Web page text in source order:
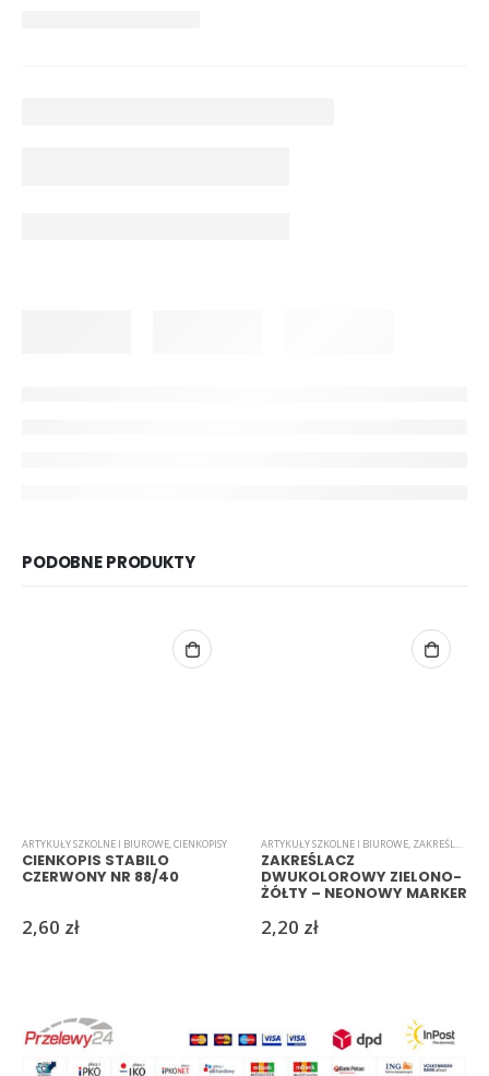
PODOBNE PRODUKTY
ARTYKUŁY SZKOLNE I BIUROWE,CIENKOPISY
CIENKOPIS STABILO
CZERWONY NR 88/40
2,60 zł
ARTYKUŁY SZKOLNE I BIUROWE, ZAKREŚLACZE
ZAKREŚLACZ
DWUKOLOROWY ZIELONO-
ŻÓŁTY – NEONOWY MARKER
2,20 zł